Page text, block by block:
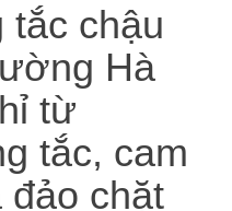
tắc chậu
Hà
từ
tắc, cam
đảo chặt